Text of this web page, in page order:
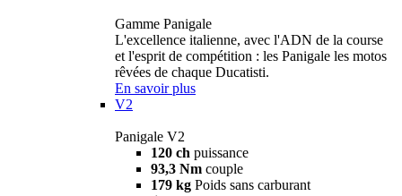
Gamme Panigale
L'excellence italienne, avec l'ADN de la course
et l'esprit de compétition : les Panigale les motos
rêvées de chaque Ducatisti.
En savoir plus
V2
Panigale V2
120 ch puissance
93,3 Nm couple
179 kg Poids sans carburant